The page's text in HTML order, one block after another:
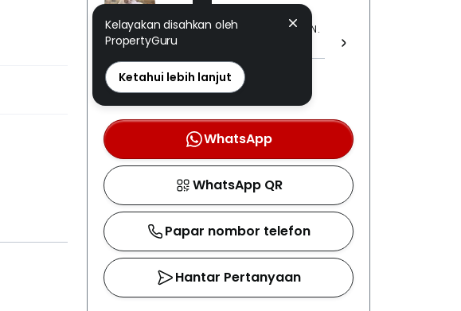
Norin Ramli
AZMI REAL ESTATE AGENCY SDN.
BHD. [ E (1) 2072 ]
REN: 74634 disahkan
Nombor berdaftar LPEPH
WhatsApp
WhatsApp QR
Papar nombor telefon
Hantar Pertanyaan
Kelayakan disahkan oleh
PropertyGuru
Ketahui lebih lanjut